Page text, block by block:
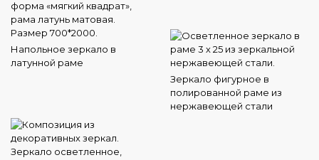
Напольное зеркало в
латунной раме
Зеркало фигурное в
полированной раме из
нержавеющей стали